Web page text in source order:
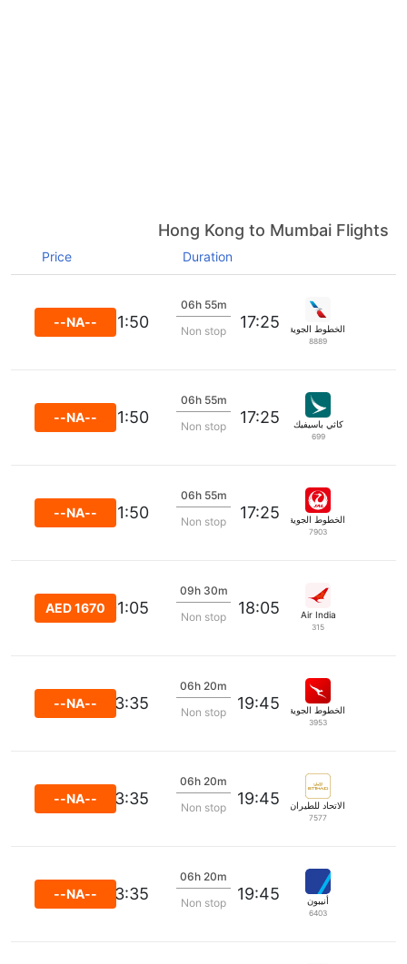
Hong Kong to Mumbai Flights
Duration
Price
الخطوط الجوية الأمريكية
8889
17:25
06h 55m
Non stop
21:50
--NA--
كاثي باسيفيك
699
17:25
06h 55m
Non stop
21:50
--NA--
الخطوط الجوية اليابانية
7903
17:25
06h 55m
Non stop
21:50
--NA--
Air India
315
18:05
09h 30m
Non stop
01:05
AED 1670
الخطوط الجوية كانتاس
3953
19:45
06h 20m
Non stop
23:35
--NA--
الاتحاد للطيران
7577
19:45
06h 20m
Non stop
23:35
--NA--
أنيبون
6403
19:45
06h 20m
Non stop
23:35
--NA--